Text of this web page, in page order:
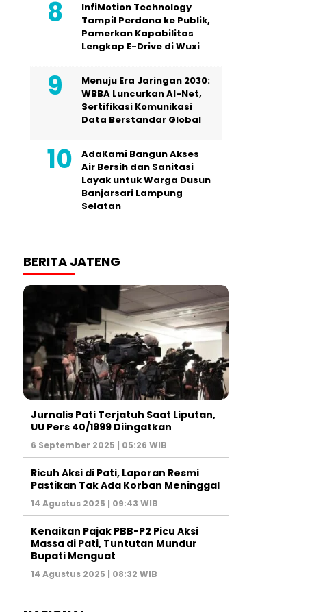
InfiMotion Technology
Tampil Perdana ke Publik,
Pamerkan Kapabilitas
Lengkap E-Drive di Wuxi
Menuju Era Jaringan 2030:
WBBA Luncurkan AI-Net,
Sertifikasi Komunikasi
Data Berstandar Global
AdaKami Bangun Akses
Air Bersih dan Sanitasi
Layak untuk Warga Dusun
Banjarsari Lampung
Selatan
BERITA JATENG
Jurnalis Pati Terjatuh Saat Liputan,
UU Pers 40/1999 Diingatkan
6 September 2025 | 05:26 WIB
Ricuh Aksi di Pati, Laporan Resmi
Pastikan Tak Ada Korban Meninggal
14 Agustus 2025 | 09:43 WIB
Kenaikan Pajak PBB-P2 Picu Aksi
Massa di Pati, Tuntutan Mundur
Bupati Menguat
14 Agustus 2025 | 08:32 WIB